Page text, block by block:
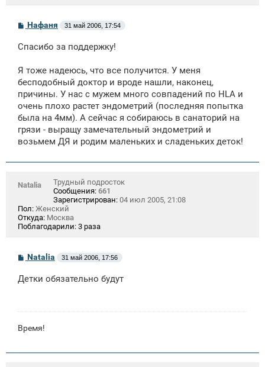
С
б
н
и
Нафаня 31 май 2006, 17:54
Спасибо за поддержку!
Я тоже надеюсь, что все получится. У меня
бесподобный доктор и вроде нашли, наконец,
причины. У нас с мужем много совпадений по HLA и
очень плохо растет эндометрий (последняя попытка
была на 4мм). А сейчас я собираюсь в санаторий на
грязи - выращу замечательный эндометрий и
возьмем ДЯ и родим маленьких и сладеньких деток!
Natalia
Трудный подросток
Сообщения: 661
Зарегистрирован: 04 июл 2005, 21:08
Пол: Женский
Откуда: Москва
Поблагодарили: 3 раза
С
б
Natalia 31 май 2006, 17:56
Детки обязательно будут
Время!